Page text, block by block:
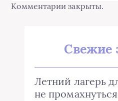
Комментарии закрыты.
Свежие
Летний лагерь
не